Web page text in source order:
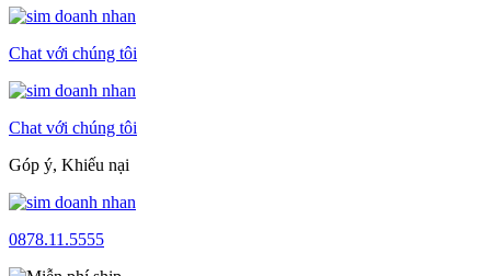
Chat với chúng tôi
Chat với chúng tôi
Góp ý, Khiếu nại
0878.11.5555